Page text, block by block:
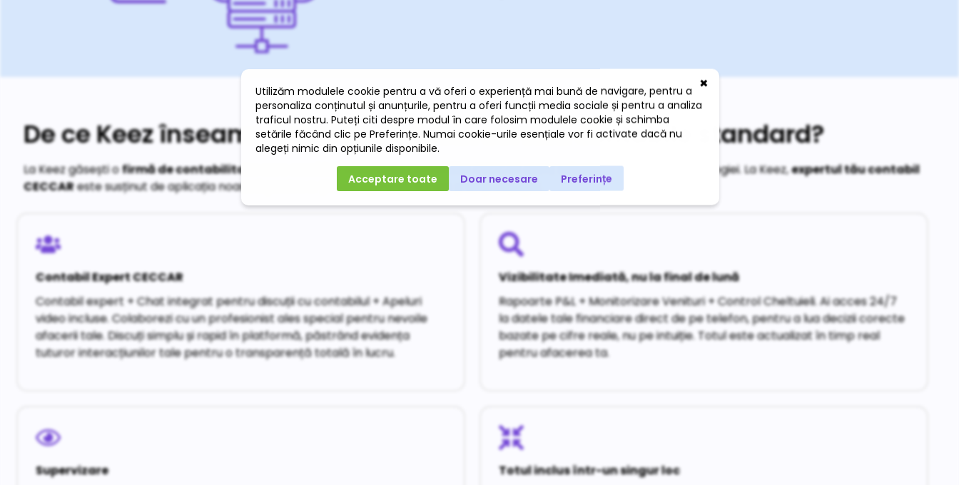
De ce Keez înseamnă mai mult decât servicii contabile standard?
La Keez găsești ofirmă de contabilitate care combină experiența contabililor CECCAR atent selectați cu eficiența tehnologiei. La Keez,expertul tău contabil
CECCAReste susținut de aplicația noastră pentru a-ți oferi siguranță fiscală și timp câștigat.
Contabil Expert CECCAR
Contabil expert + Chat integrat pentru discuții cu contabilul + Apeluri
video incluse. Colaborezi cu un profesionist ales special pentru nevoile
afacerii tale. Discuți simplu și rapid în platformă, păstrând evidența
tuturor interacțiunilor tale pentru o transparență totală în lucru.
Vizibilitate Imediată, nu la final de lună
Rapoarte P&L + Monitorizare Venituri + Control Cheltuieli. Ai acces 24/7
la datele tale financiare direct de pe telefon, pentru a lua decizii corecte
bazate pe cifre reale, nu pe intuiție. Totul este actualizat în timp real
pentru afacerea ta.
Supervizare
Totul inclus într-un singur loc